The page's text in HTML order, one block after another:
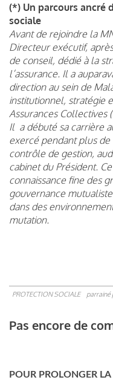
(*) Un parcours ancré
sociale
Avant de rejoindre la
Directeur exécutif,
de conseil, dédié à la
l’assurance. Il a
direction au sein de
institutionnel, stratégie
Assurances
Il a débuté sa carrière
exercé pendant plus de
contrôle de gestion,
cabinet du Président.
connaissance fine des
gouvernance
dans des
mutation.
PROTECTION SOCIALE parrainé
Pas encore de
POUR PROLONGER LA